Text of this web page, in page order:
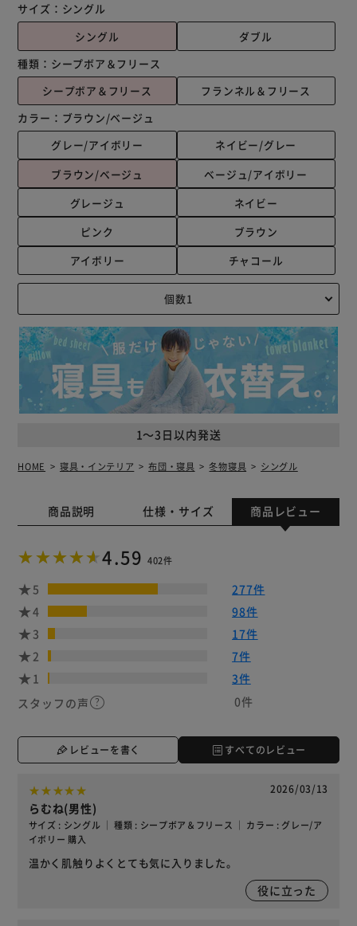
サイズ： シングル
シングル
ダブル
種類： シープボア＆フリース
シープボア＆フリース
フランネル＆フリース
カラー： ブラウン/ベージュ
グレー/アイボリー
ネイビー/グレー
ブラウン/ベージュ
ベージュ/アイボリー
グレージュ
ネイビー
ピンク
ブラウン
アイボリー
チャコール
1～3日以内発送
HOME 寝具・インテリア 布団・寝具 冬物寝具 シングル
商品説明 仕様・サイズ 商品レビュー
4.59 402件
5
277件
4
98件
3
17件
2
7件
1
3件
スタッフの声
0件
レビューを書く すべてのレビュー
2026/03/13
らむね(男性)
サイズ : シングル ｜ 種類 : シープボア＆フリース ｜ カラー : グレー/ア
イボリー 購入
温かく肌触りよくとても気に入りました。
役に立った